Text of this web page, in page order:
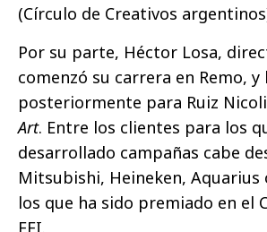
(Círculo de Creativos
Por su parte, Héctor Losa,
comenzó su carrera en Remo,
posteriormente para Ruiz
Art. Entre los clientes para los
desarrollado campañas cabe
Mitsubishi, Heineken, Aquarius
los que ha sido premiado en el
EFI.